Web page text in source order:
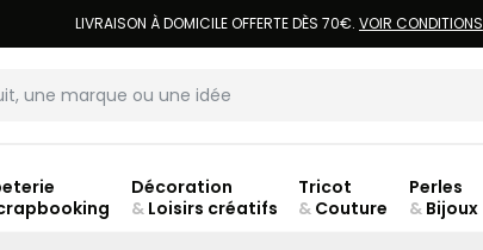
LIVRAISON À DOMICILE OFFERTE DÈS 70€. VOIR CONDITIONS
Décoration
&Loisirs créatifs
Tricot
& Couture
Perles
& Bijoux